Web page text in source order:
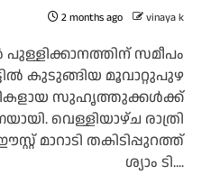
2 months ago vinaya k
പുള്ളിക്കാനത്തിന് സമീപം
കുടുങ്ങിയ മൂവാറ്റുപുഴ
സുഹൃത്തുക്കൾക്ക്
വെള്ളിയാഴ്ച രാത്രി
മാറാടി തകിടിപ്പുറത്ത്
ശ്യാം ടി....